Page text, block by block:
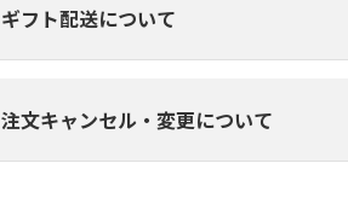
ギフト配送について
注文キャンセル・変更について